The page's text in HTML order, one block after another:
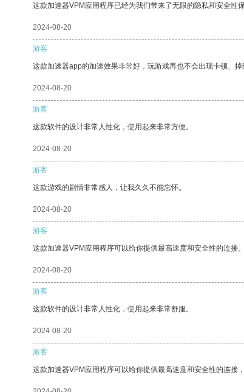
这款加速器VPM应用程序已经为我们带来了无限的隐私和安全性保
2024-08-20
游客
这款加速器app的加速效果非常好，玩游戏再也不会出现卡顿、
2024-08-20
游客
这款软件的设计非常人性化，使用起来非常方便。
2024-08-20
游客
这款游戏的剧情非常感人，让我久久不能忘怀。
2024-08-20
游客
这款加速器VPM应用程序可以给你提供最高速度和安全性的连接。
2024-08-20
游客
这款软件的设计非常人性化，使用起来非常舒服。
2024-08-20
游客
这款加速器VPM应用程序可以给你提供最高速度和安全性的连接